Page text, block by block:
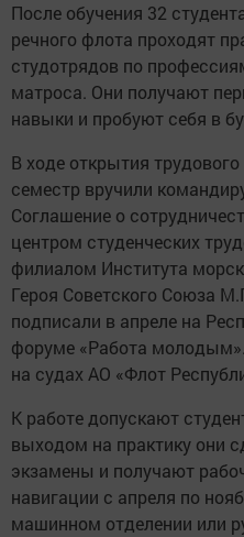
После обучения 32
речного флота проходят
студотрядов по
матроса. Они получают
навыки и пробуют себя в
В ходе открытия
семестр вручили
Соглашение о
центром студенческих
филиалом Института
Героя Советского Союза
подписали в апреле на
форуме «Работа
на судах АО «Флот
К работе допускают
выходом на практику они
экзамены и получают
навигации с апреля по
машинном отделении или